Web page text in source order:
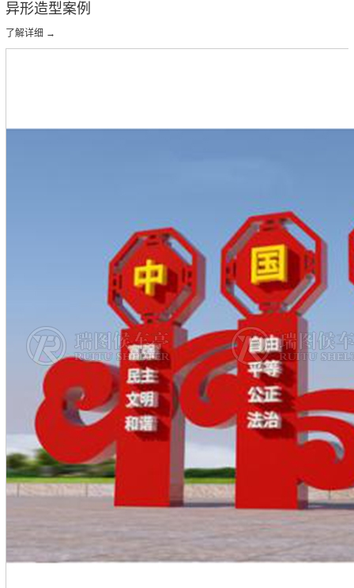
异形造型案例
了解详细